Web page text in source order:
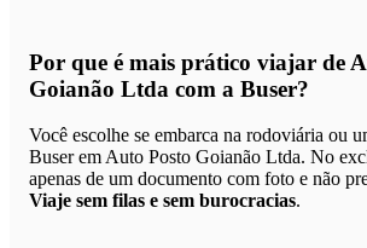
Por que é mais prático viajar de
Goianão Ltda com a Buser?
Você escolhe se embarca na rodoviária ou
Buser em Auto Posto Goianão Ltda. No
apenas de um documento com foto e não
Viaje sem filas e sem burocracias.